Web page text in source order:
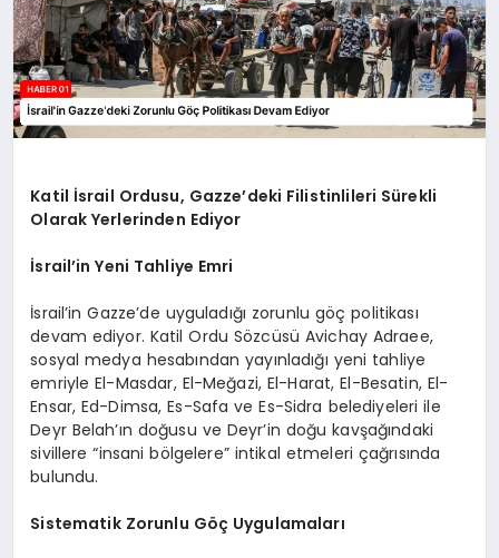
Katil İsrail Ordusu, Gazze’deki Filistinlileri Sürekli
Olarak Yerlerinden Ediyor
İsrail’in Yeni Tahliye Emri
İsrail’in Gazze’de uyguladığı zorunlu göç politikası
devam ediyor. Katil Ordu Sözcüsü Avichay Adraee,
sosyal medya hesabından yayınladığı yeni tahliye
emriyle El-Masdar, El-Meğazi, El-Harat, El-Besatin, El-
Ensar, Ed-Dimsa, Es-Safa ve Es-Sidra belediyeleri ile
Deyr Belah’ın doğusu ve Deyr’in doğu kavşağındaki
sivillere “insani bölgelere” intikal etmeleri çağrısında
bulundu.
Sistematik Zorunlu Göç Uygulamaları